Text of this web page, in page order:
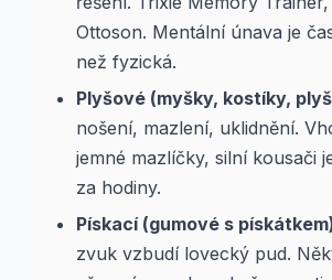
Ottoson. Mentální únava je
než fyzická.
Plyšové (myšky, kostíky,
nošení, mazlení, uklidnění.
jemné mazlíčky, silní kousači
za hodiny.
Pískací (gumové s
zvuk vzbudí lovecký pud.